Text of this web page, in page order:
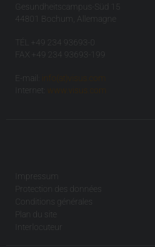
Gesundheitscampus-Süd 15
44801 Bochum, Allemagne
TÉL +49 234 93693-0
FAX +49 234 93693-199
E-mail:
info(at)visus.com
Internet:
www.visus.com
Impressum
Protection des données
Conditions générales
Plan du site
Interlocuteur